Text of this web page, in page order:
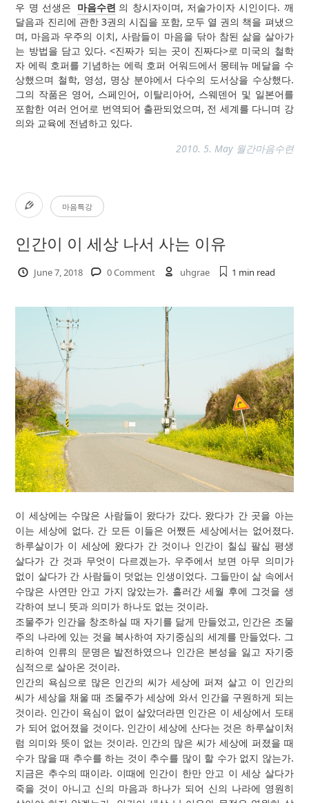
우 명 선생은 마음수련 의 창시자이며, 저술가이자 시인이다. 깨
달음과 진리에 관한 3권의 시집을 포함, 모두 열 권의 책을 펴냈으
며, 마음과 우주의 이치, 사람들이 마음을 닦아 참된 삶을 살아가
는 방법을 담고 있다. <진짜가 되는 곳이 진짜다>로 미국의 철학
자 에릭 호퍼를 기념하는 에릭 호퍼 어워드에서 몽테뉴 메달을 수
상했으며 철학, 영성, 명상 분야에서 다수의 도서상을 수상했다.
그의 작품은 영어, 스페인어, 이탈리아어, 스웨덴어 및 일본어를
포함한 여러 언어로 번역되어 출판되었으며, 전 세계를 다니며 강
의와 교육에 전념하고 있다.
2010. 5. May 월간마음수련
마음특강
인간이 이 세상 나서 사는 이유
June 7, 2018 0 Comment uhgrae 1 min read
이 세상에는 수많은 사람들이 왔다가 갔다. 왔다가 간 곳을 아는
이는 세상에 없다. 간 모든 이들은 어쨌든 세상에서는 없어졌다.
하루살이가 이 세상에 왔다가 간 것이나 인간이 칠십 팔십 평생
살다가 간 것과 무엇이 다르겠는가. 우주에서 보면 아무 의미가
없이 살다가 간 사람들이 덧없는 인생이었다. 그들만이 삶 속에서
수많은 사연만 안고 가지 않았는가. 흘러간 세월 후에 그것을 생
각하여 보니 뜻과 의미가 하나도 없는 것이라.
조물주가 인간을 창조하실 때 자기를 닮게 만들었고, 인간은 조물
주의 나라에 있는 것을 복사하여 자기중심의 세계를 만들었다. 그
리하여 인류의 문명은 발전하였으나 인간은 본성을 잃고 자기중
심적으로 살아온 것이라.
인간의 욕심으로 많은 인간의 씨가 세상에 퍼져 살고 이 인간의
씨가 세상을 채울 때 조물주가 세상에 와서 인간을 구원하게 되는
것이라. 인간이 욕심이 없이 살았더라면 인간은 이 세상에서 도태
가 되어 없어졌을 것이다. 인간이 세상에 산다는 것은 하루살이처
럼 의미와 뜻이 없는 것이라. 인간의 많은 씨가 세상에 퍼졌을 때
수가 많을 때 추수를 하는 것이 추수를 많이 할 수가 없지 않는가.
지금은 추수의 때이라. 이때에 인간이 한만 안고 이 세상 살다가
죽을 것이 아니고 신의 마음과 하나가 되어 신의 나라에 영원히